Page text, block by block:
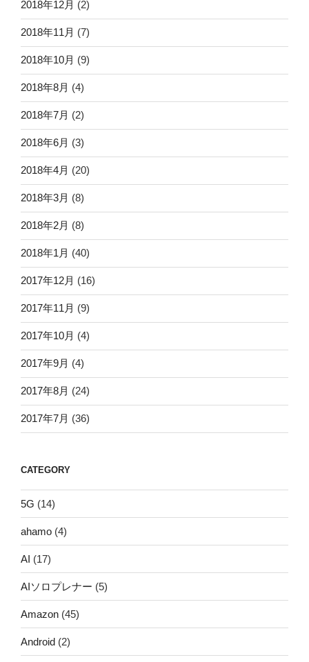
2018年12月 (2)
2018年11月 (7)
2018年10月 (9)
2018年8月 (4)
2018年7月 (2)
2018年6月 (3)
2018年4月 (20)
2018年3月 (8)
2018年2月 (8)
2018年1月 (40)
2017年12月 (16)
2017年11月 (9)
2017年10月 (4)
2017年9月 (4)
2017年8月 (24)
2017年7月 (36)
CATEGORY
5G (14)
ahamo (4)
AI (17)
AIソロプレナー (5)
Amazon (45)
Android (2)